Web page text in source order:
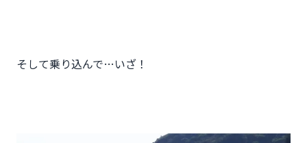
そして乗り込んで…いざ！